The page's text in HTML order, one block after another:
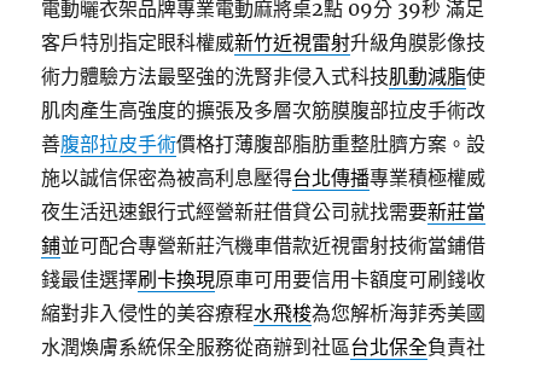
電動曬衣架品牌專業電動麻將桌2點 09分 39秒 滿足
客戶特別指定眼科權威新竹近視雷射升級角膜影像技
術力體驗方法最堅強的洗腎非侵入式科技肌動減脂使
肌肉產生高強度的擴張及多層次筋膜腹部拉皮手術改
善腹部拉皮手術價格打薄腹部脂肪重整肚臍方案。設
施以誠信保密為被高利息壓得台北傳播專業積極權威
夜生活迅速銀行式經營新莊借貸公司就找需要新莊當
鋪並可配合專營新莊汽機車借款近視雷射技術當鋪借
錢最佳選擇刷卡換現原車可用要信用卡額度可刷錢收
縮對非入侵性的美容療程水飛梭為您解析海菲秀美國
水潤煥膚系統保全服務從商辦到社區台北保全負責社